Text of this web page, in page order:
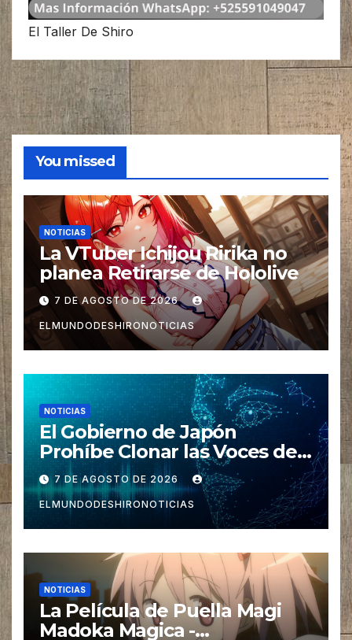
El Taller De Shiro
You missed
NOTICIAS
La VTuber Ichijou Ririka no
planea Retirarse de Hololive
7 DE AGOSTO DE 2026
ELMUNDODESHIRONOTICIAS
NOTICIAS
El Gobierno de Japón
Prohíbe Clonar las Voces de
los Seiyuus con IA
7 DE AGOSTO DE 2026
ELMUNDODESHIRONOTICIAS
NOTICIAS
La Película de Puella Magi
Madoka Magica -